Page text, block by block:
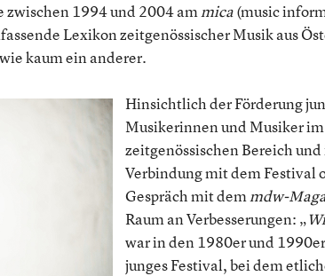
1994 und 2004 ammica(music
Lexikon zeitgenössischer Musik aus
kaum ein anderer.
Hinsichtlich der Förderung
Musikerinnen und Musiker im
zeitgenössischen Bereich
Verbindung mit dem Festival
Gespräch mit demmdw-
Raum an Verbesserungen: „
war in den 1980er und
junges Festival, bei dem